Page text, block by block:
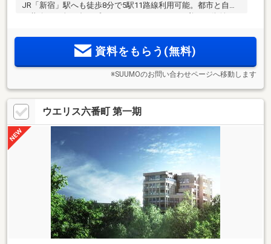
JR「新宿」駅へも徒歩8分で5駅11路線利用可能。都市と自然
る敷地を生かす角住戸中心(注1)内廊下設計
資料をもらう(無料)
※SUUMOのお問い合わせページへ移動します
ウエリス六番町 第一期